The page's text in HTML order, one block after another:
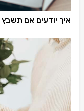
איך יודעים אם תשבץ